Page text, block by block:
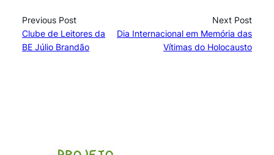
Previous Post
Clube de Leitores da
BE Júlio Brandão
Next Post
Dia Internacional em Memória das
Vítimas do Holocausto